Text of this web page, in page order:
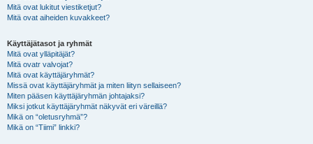
Mitä ovat lukitut viestiketjut?
Mitä ovat aiheiden kuvakkeet?
Käyttäjätasot ja ryhmät
Mitä ovat ylläpitäjät?
Mitä ovatr valvojat?
Mitä ovat käyttäjäryhmät?
Missä ovat käyttäjäryhmät ja miten liityn sellaiseen?
Miten pääsen käyttäjäryhmän johtajaksi?
Miksi jotkut käyttäjäryhmät näkyvät eri väreillä?
Mikä on “oletusryhmä”?
Mikä on “Tiimi” linkki?